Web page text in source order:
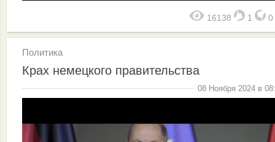
16138 1 0
Политика
Крах немецкого правительства
08 Ноября 2024 в